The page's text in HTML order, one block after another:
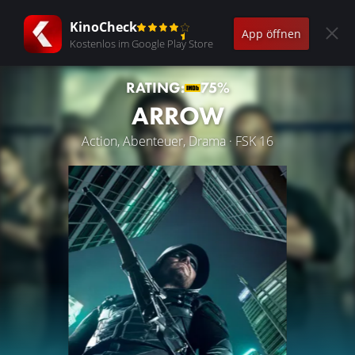
KinoCheck
Kostenlos im Google Play Store
App öffnen
RATING: 75%
ARROW
Action, Abenteuer, Drama · FSK 16